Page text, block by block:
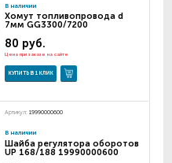
В наличии
Хомут топливопровода d
7мм GG3300/7200
80 руб.
Цена при заказе на сайте
КУПИТЬ В 1 КЛИК
Артикул: 19990000600
В наличии
Шайба регулятора оборотов
UP 168/188 19990000600